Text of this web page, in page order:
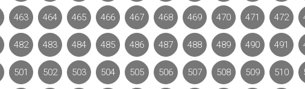
463 464 465 466 467 468 469 470 471 472
482 483 484 485 486 487 488 489 490 491
501 502 503 504 505 506 507 508 509 510